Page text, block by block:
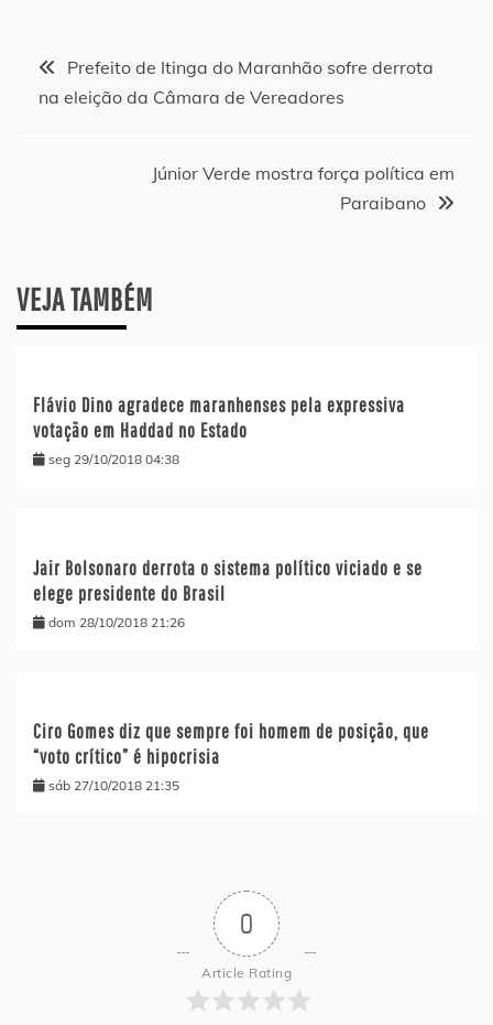
Navegação
Prefeito de Itinga do Maranhão sofre derrota
na eleição da Câmara de Vereadores
Júnior Verde mostra força política em
Paraibano
VEJA TAMBÉM
Flávio Dino agradece maranhenses pela expressiva
votação em Haddad no Estado
seg 29/10/2018 04:38
Jair Bolsonaro derrota o sistema político viciado e se
elege presidente do Brasil
dom 28/10/2018 21:26
Ciro Gomes diz que sempre foi homem de posição, que
“voto crítico” é hipocrisia
sáb 27/10/2018 21:35
0
Article Rating